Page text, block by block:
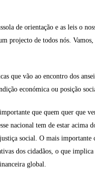
de orientação e as leis o
projecto de todos nós.
que vão ao encontro dos
económica ou posição
que quem quer que
nacional tem de estar acima
social. O mais
dos cidadãos, o que
global.